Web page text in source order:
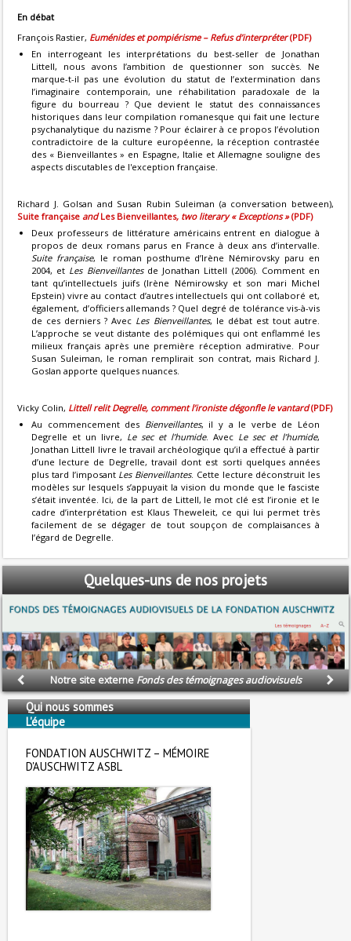
En débat
François Rastier, Euménides et pompiérisme – Refus d’interpréter(PDF)
En interrogeant les interprétations du best-seller de Jonathan
Littell, nous avons l’ambition de questionner son succès. Ne
marque-t-il pas une évolution du statut de l’extermination dans
l’imaginaire contemporain, une réhabilitation paradoxale de la
figure du bourreau ? Que devient le statut des connaissances
historiques dans leur compilation romanesque qui fait une lecture
psychanalytique du nazisme ? Pour éclairer à ce propos l’évolution
contradictoire de la culture européenne, la réception contrastée
des « Bienveillantes » en Espagne, Italie et Allemagne souligne des
aspects discutables de l'exception française.
Richard J. Golsan and Susan Rubin Suleiman (a conversation between),
Suite française andLes Bienveillantes, two literary « Exceptions »(PDF)
Deux professeurs de littérature américains entrent en dialogue à
propos de deux romans parus en France à deux ans d’intervalle.
Suite française, le roman posthume d’Irène Némirovsky paru en
2004, et Les Bienveillantesde Jonathan Littell (2006). Comment en
tant qu’intellectuels juifs (Irène Némirowsky et son mari Michel
Epstein) vivre au contact d’autres intellectuels qui ont collaboré et,
également, d’officiers allemands ? Quel degré de tolérance vis-à-vis
de ces derniers ? Avec Les Bienveillantes, le débat est tout autre.
L’approche se veut distante des polémiques qui ont enflammé les
milieux français après une première réception admirative. Pour
Susan Suleiman, le roman remplirait son contrat, mais Richard J.
Goslan apporte quelques nuances.
Vicky Colin, Littell relit Degrelle, comment l’ironiste dégonfle le vantard(PDF)
Au commencement des Bienveillantes, il y a le verbe de Léon
Degrelle et un livre, Le sec et l’humide. Avec Le sec et l’humide,
Jonathan Littell livre le travail archéologique qu’il a effectué à partir
d’une lecture de Degrelle, travail dont est sorti quelques années
plus tard l’imposant Les Bienveillantes. Cette lecture déconstruit les
modèles sur lesquels s’appuyait la vision du monde que le fasciste
s’était inventée. Ici, de la part de Littell, le mot clé est l’ironie et le
cadre d’interprétation est Klaus Theweleit, ce qui lui permet très
facilement de se dégager de tout soupçon de complaisances à
l’égard de Degrelle.
Quelques-unsde nos projets
Notre site externeFonds des témoignages audiovisuels
Qui nous sommes
L'équipe
FONDATION AUSCHWITZ – MÉMOIRE
D'AUSCHWITZ ASBL